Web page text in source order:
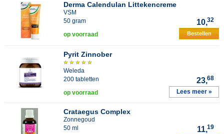
Derma Calendulan Littekencreme
VSM
50 gram
10,32
op voorraad Bestellen
Pyrit Zinnober
Weleda
200 tabletten
23,68
op voorraad Lees meer »
Crataegus Complex
Zonnegoud
50 ml
11,19